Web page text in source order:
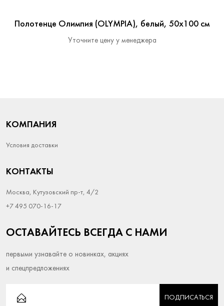
Полотенце Олимпия (OLYMPIA), белый, 50x100 см
Уточните цену у менеджера
КОМПАНИЯ
Условия доставки
КОНТАКТЫ
Москва, Кутузовский пр-т, 4/2
+7 495 070-16-17
ОСТАВАЙТЕСЬ ВСЕГДА С НАМИ
первыми узнавайте о новинках, акциях
и спецпредложениях
ПОДПИСАТЬСЯ